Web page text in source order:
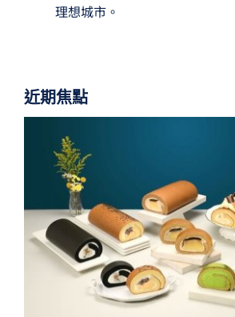
理想城市。
近期焦點